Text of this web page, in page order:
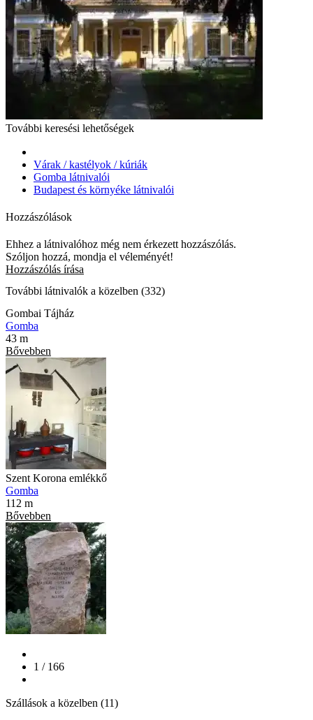
További keresési lehetőségek
Várak / kastélyok / kúriák
Gomba látnivalói
Budapest és környéke látnivalói
Hozzászólások
Ehhez a látnivalóhoz még nem érkezett hozzászólás.
Szóljon hozzá, mondja el véleményét!
Hozzászólás írása
További látnivalók a közelben (332)
Gombai Tájház
Gomba
43 m
Bővebben
Szent Korona emlékkő
Gomba
112 m
Bővebben
1 / 166
Szállások a közelben (11)